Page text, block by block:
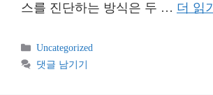
스를 진단하는 방식은 두 … 더 읽기
카
테
Uncategorized
댓글 남기기